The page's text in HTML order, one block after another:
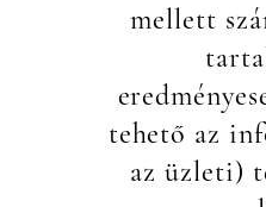
mellett
tehető az
az üzleti)